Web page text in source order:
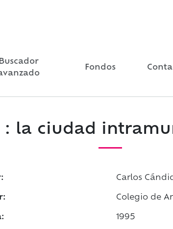
Buscador
Fondos
: la ciudad
Carlos
Colegio de
1995